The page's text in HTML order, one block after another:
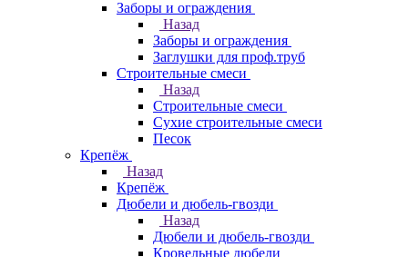
Заборы и ограждения
Назад
Заборы и ограждения
Заглушки для проф.труб
Строительные смеси
Назад
Строительные смеси
Сухие строительные смеси
Песок
Крепёж
Назад
Крепёж
Дюбели и дюбель-гвозди
Назад
Дюбели и дюбель-гвозди
Кровельные дюбели